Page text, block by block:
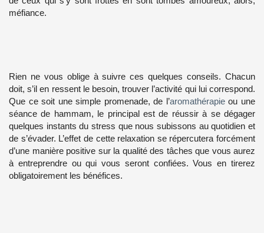
méfiance.
Rien ne vous oblige à suivre ces quelques conseils. Chacun
doit, s’il en ressent le besoin, trouver l’activité qui lui correspond.
Que ce soit une simple promenade, de l’aromathérapieou une
séance de hammam, le principal est de réussir à se dégager
quelques instants du stress que nous subissons au quotidien et
de s’évader. L’effet de cette relaxation se répercutera forcément
d’une manière positive sur la qualité des tâches que vous aurez
à entreprendre ou qui vous seront confiées. Vous en tirerez
obligatoirement les bénéfices.